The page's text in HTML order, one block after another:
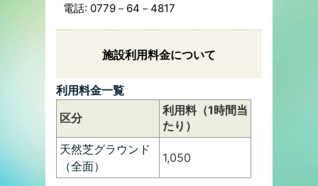
電話: 0779－64－4817
施設利用料金について
利用料金一覧
区分
利用料（1時間当
たり）
天然芝グラウンド
（全面）
1,050